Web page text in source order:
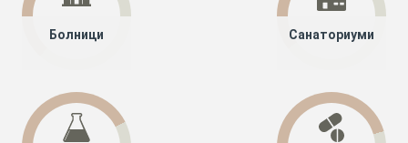
Болници Санаториуми